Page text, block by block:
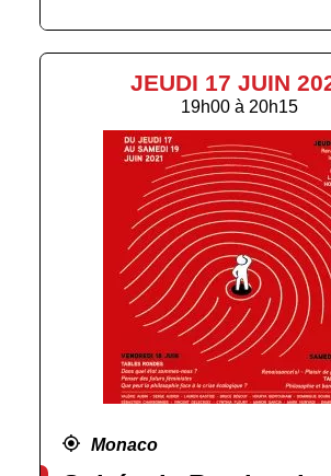
JEUDI 17 JUIN
19h00 à 20h15
Monaco